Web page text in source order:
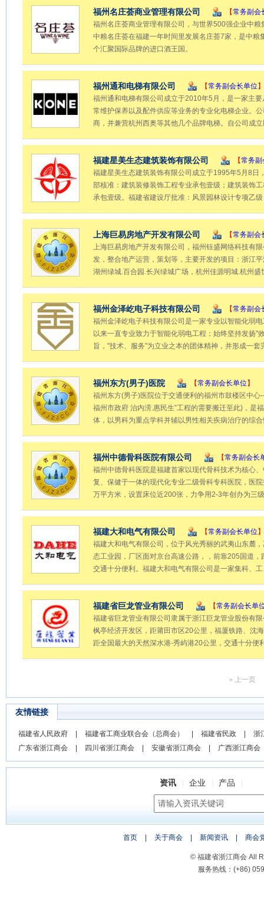
福州名庄荟商业管理有限公司 【常务副会
福州名庄荟商业管理有限公司，与世界500强企业中
中粮名庄荟在福建一年时间里发展名庄荟7家，是中
个汇聚国际品牌的进口酒王国。
福州通和电梯有限公司 【常务副会长单位 】
福州通和电梯有限公司成立于2010年5月，是一家主
常维护保养以及配件供应等业务的专业化电梯企业。
商，并兼营杭州西奥等其他几个品牌电梯。自公司成
福建星美生态建筑装饰有限公司 【常务副
福建星美生态建筑装饰有限公司成立于1995年5月8日
部核准：建筑装修装饰工程专业承包壹级；建筑装饰
承包壹级。福建省建设厅批准：风景园林设计专项乙
上海巨易房地产开发有限公司 【常务副会
上海巨易房地产开发有限公司，福州钰盛网络科技有
发，整合地产运营，策划等，主要开发的项目：浙江
湖州绿城.百合园.长兴绿城广场，杭州佳源明城.杭州
福州金泽屹电子科技有限公司 【常务副会
福州金泽屹电子科技有限公司是一家专业以智能化弱
以来一直专业致力于智能化弱电工程；始终坚持发扬"
旨，"技术、服务"为立业之本的团体精神，并形成一
福州东方(男子)医院 【常务副会长单位 】
福州东方(男子)医院位于交通便利的福州市鼓楼区中
福州市政府 治内涝.惠民生”工程的需要搬迁至此)，是
体，以男科为重点学科并辅以男性相关疾病治疗的综
福州中德骨科医院有限公司 【常务副会长
福州中德骨科医院是福建首家以现代骨科技术为核心
复、保健于一体的现代化专业二级骨科专科医院，医
万平方米，设置床位近200张，力争用2-3年创办为三
福建大和电气有限公司 【常务副会长单位 】
福建大和电气有限公司，位于风光秀丽的武夷山东麓
态工业园，厂区面对京台高速公路，，前靠205国道
交通十分便利。福建大和电气有限公司是一家集科、
福建省巨龙管业有限公司 【常务副会长单
福建省巨龙管业有限公司隶属于浙江巨龙管业股份有
枫亭经济开发区，距莆田市区20公里，福厦铁路、沈
距全国最大的天然深水港-秀屿港20公里，交通十分
« 上一页
友情链接
福建省人民政府 福建省工商业联合会（总商会） 福建省民政
浙
广东省浙江商会
四川省浙江商会 安徽省浙江商会 广西浙江商会
资讯 企业 产品
首页 关于商会 新闻资讯 商会
© 福建省浙江商会 All
服务热线：(+86)